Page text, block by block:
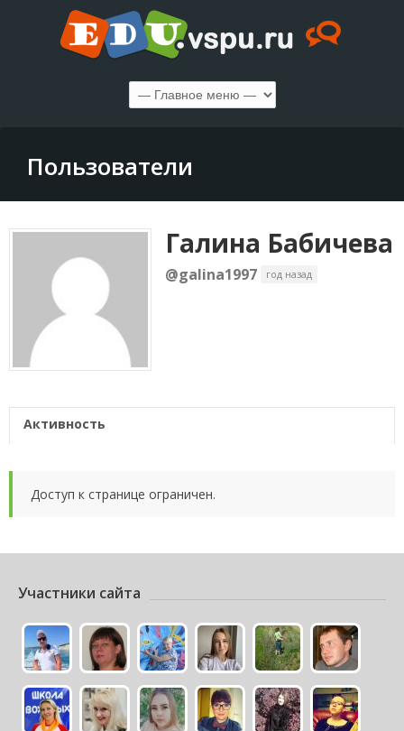
Пользователи
Галина Бабичева
@galina1997 год назад
Активность
Доступ к странице ограничен.
Участники сайта